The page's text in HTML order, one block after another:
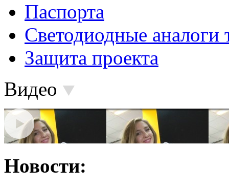
Паспорта
Светодиодные аналоги
Защита проекта
Видео
Новости: